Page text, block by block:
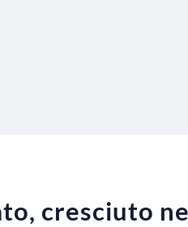
cresciuto